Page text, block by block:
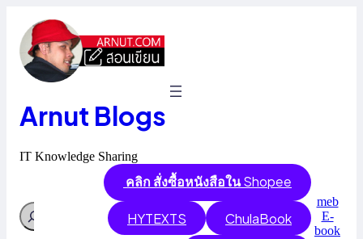
content
Arnut Blogs
IT Knowledge Sharing
Search
คลิก สั่งซื้อหนังสือในShopee
HYTEXTS ChulaBook
meb
E-
book